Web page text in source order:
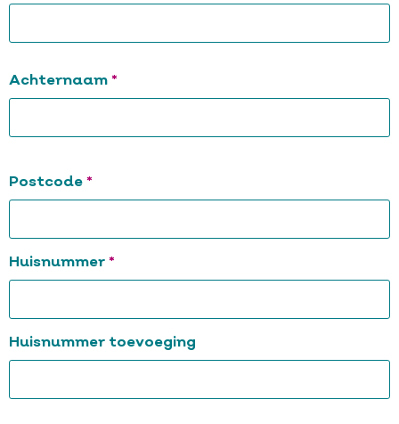
Achternaam Verplicht
Postcode
Postcode Verplicht
Huisnummer Verplicht
Huisnummer toevoeging